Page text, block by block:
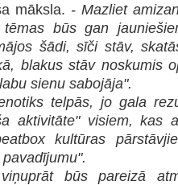
māksla. - Mazliet
būs gan
šādi, sīči stāv,
blakus stāv noskumis
sienu sabojāja".
telpās, jo gala
aktivitāte" visiem, kas
kultūras
būs pareizā